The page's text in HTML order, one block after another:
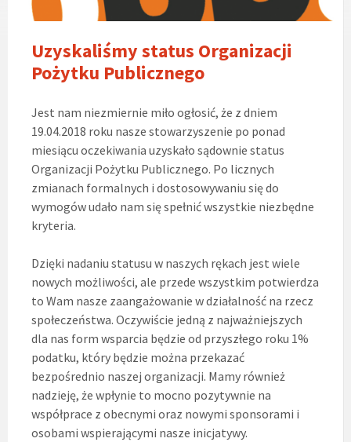
Uzyskaliśmy status Organizacji
Pożytku Publicznego
Jest nam niezmiernie miło ogłosić, że z dniem
19.04.2018 roku nasze stowarzyszenie po ponad
miesiącu oczekiwania uzyskało sądownie status
Organizacji Pożytku Publicznego. Po licznych
zmianach formalnych i dostosowywaniu się do
wymogów udało nam się spełnić wszystkie niezbędne
kryteria.
Dzięki nadaniu statusu w naszych rękach jest wiele
nowych możliwości, ale przede wszystkim potwierdza
to Wam nasze zaangażowanie w działalność na rzecz
społeczeństwa. Oczywiście jedną z najważniejszych
dla nas form wsparcia będzie od przyszłego roku 1%
podatku, który będzie można przekazać
bezpośrednio naszej organizacji. Mamy również
nadzieję, że wpłynie to mocno pozytywnie na
współprace z obecnymi oraz nowymi sponsorami i
osobami wspierającymi nasze inicjatywy.